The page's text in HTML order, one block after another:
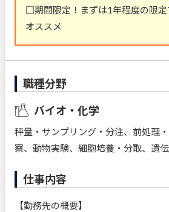
□期間限定！まずは1年程度の限定
オススメ
職種分野
バイオ・化学
秤量・サンプリング・分注、前処理
察、動物実験、細胞培養・分取、遺
仕事内容
【勤務先の概要】